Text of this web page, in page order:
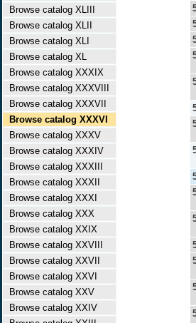
Browse catalog XLIII
Browse catalog XLII
Browse catalog XLI
Browse catalog XL
Browse catalog XXXIX
Browse catalog XXXVIII
Browse catalog XXXVII
Browse catalog XXXVI
Browse catalog XXXV
Browse catalog XXXIV
Browse catalog XXXIII
Browse catalog XXXII
Browse catalog XXXI
Browse catalog XXX
Browse catalog XXIX
Browse catalog XXVIII
Browse catalog XXVII
Browse catalog XXVI
Browse catalog XXV
Browse catalog XXIV